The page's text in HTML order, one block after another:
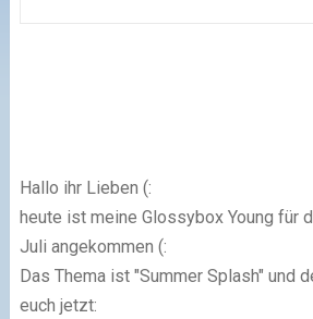
Hallo ihr Lieben (:
heute ist meine Glossybox Young für
Juli angekommen (:
Das Thema ist "Summer Splash" und
euch jetzt: